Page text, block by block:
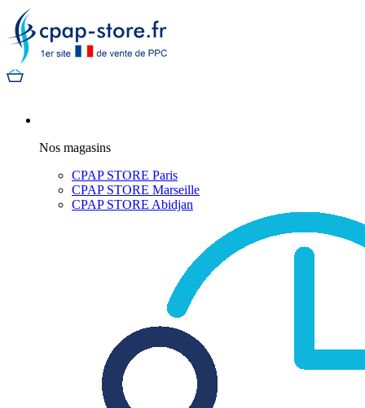
Nos magasins
CPAP STORE Paris
CPAP STORE Marseille
CPAP STORE Abidjan